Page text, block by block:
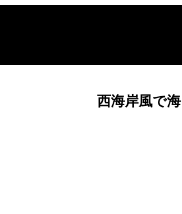
西海岸風で